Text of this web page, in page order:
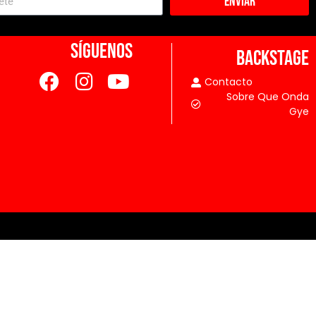
SÍGUENOS BACKSTAGE
Contacto
Sobre Que Onda
Gye